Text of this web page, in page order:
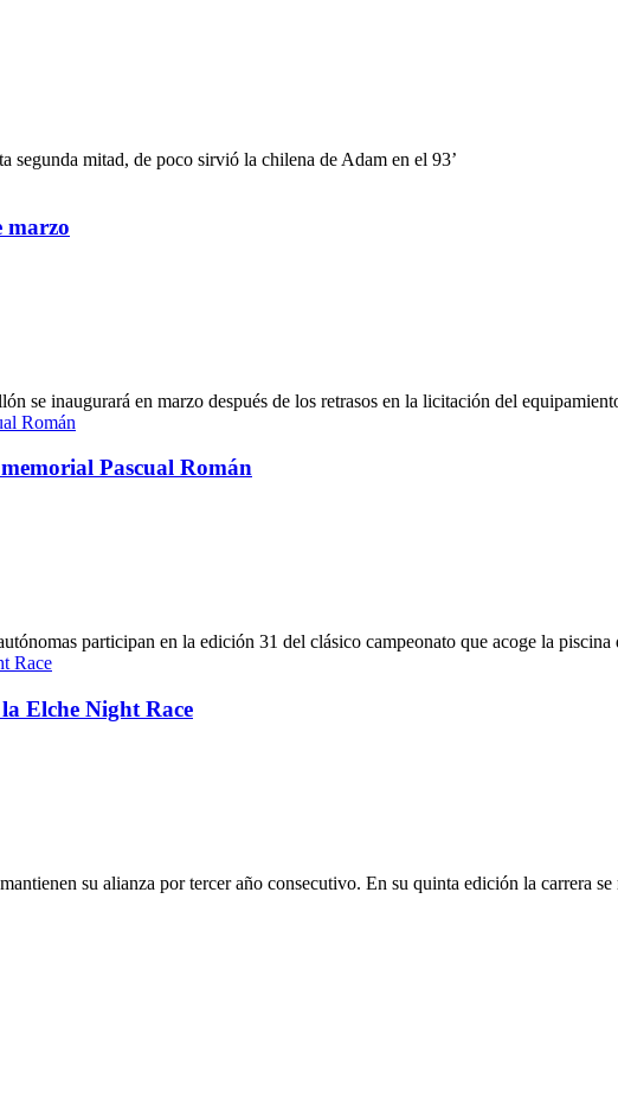
segunda mitad, de poco sirvió la chilena de Adam en el 93’
marzo
se inaugurará en marzo después de los retrasos en la licitación del
Pascual Román
participan en la edición 31 del clásico campeonato que acoge la piscina
Elche Night Race
su alianza por tercer año consecutivo. En su quinta edición la carrera